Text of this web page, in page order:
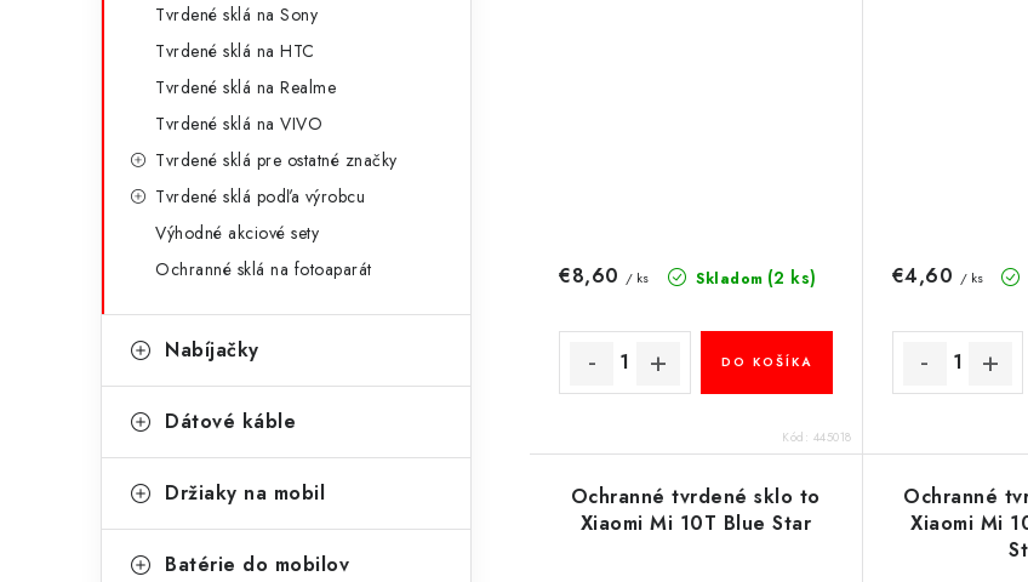
Tvrdené sklá na Sony
Tvrdené sklá na HTC
Tvrdené sklá na Realme
Tvrdené sklá na VIVO
Tvrdené sklá pre ostatné značky
Tvrdené sklá podľa výrobcu
Výhodné akciové sety
Ochranné sklá na fotoaparát
Nabíjačky
Dátové káble
Držiaky na mobil
Batérie do mobilov
Skladom (2 ks)
€8,60 / ks
DO KOŠÍKA
Kód: 445018
€4,60 / ks
Ochranné tvrdené sklo to
Xiaomi Mi 10T Blue Star
Ochranné
Xiaomi Mi